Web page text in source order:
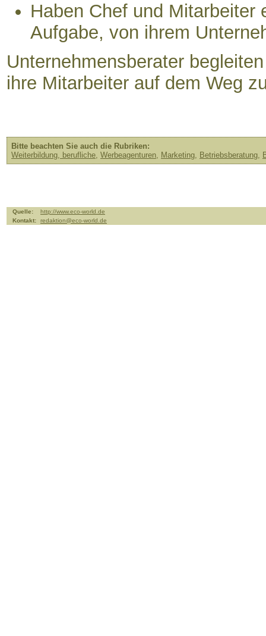
Haben Chef und Mitarbeiter
Aufgabe, von ihrem
Unternehmensberater
ihre Mitarbeiter auf dem Weg
Bitte beachten Sie auch die Rubriken:
Weiterbildung, berufliche, Werbeagenturen, Marketing, Betriebsberatung,
Quelle:
http://www.eco-world.de
Kontakt:
redaktion@eco-world.de